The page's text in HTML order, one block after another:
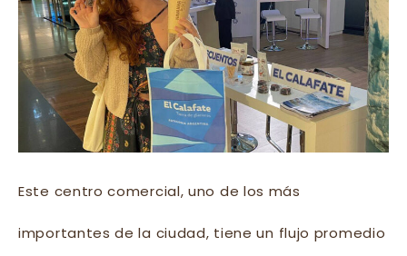
Este centro comercial, uno de los más
importantes de la ciudad, tiene un flujo promedio